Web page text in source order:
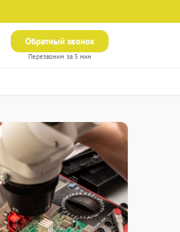
Обратный звонок
Перезвоним за 5 мин